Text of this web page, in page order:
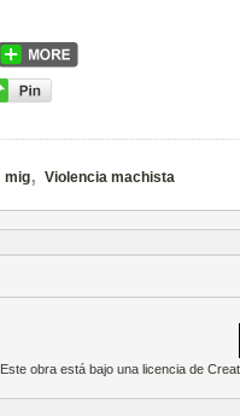
mig, Violencia machista
Este obra está bajo unalicencia de